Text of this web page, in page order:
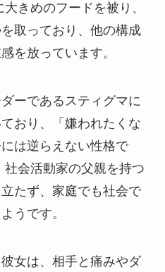
きめのフードを被り、
取っており、他の構成
を放っています。
ーであるスティグマに
おり、「嫌われたくな
は逆らえない性格で
会活動家の父親を持つ
たず、家庭でも社会で
うです。
女は、相手と痛みやダ